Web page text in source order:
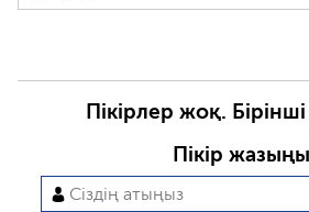
Пікірлер жоқ.
Пікір